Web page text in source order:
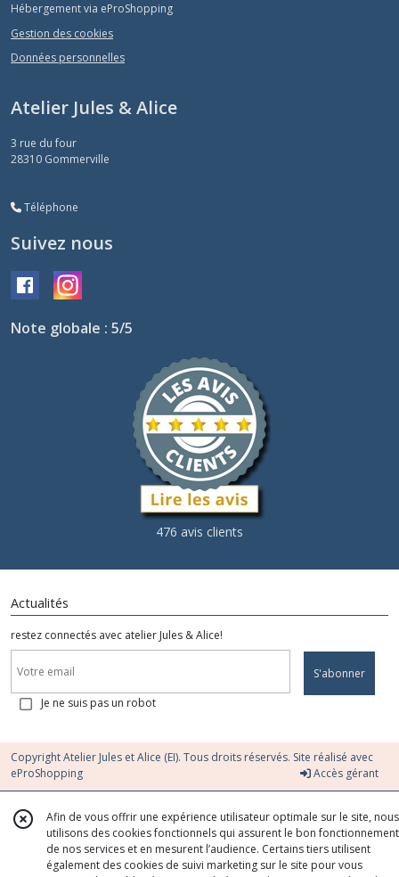
Hébergement via eProShopping
Gestion des cookies
Données personnelles
Atelier Jules & Alice
3 rue du four
28310 Gommerville
Téléphone
Suivez nous
Note globale : 5/5
476 avis clients
Actualités
restez connectés avec atelier Jules & Alice!
S'abonner
Je ne suis pas un robot
Copyright Atelier Jules et Alice (EI). Tous droits réservés. Site réalisé avec
eProShopping
Accès gérant
Afin de vous offrir une expérience utilisateur optimale sur le site, nous
utilisons des cookies fonctionnels qui assurent le bon fonctionnement
de nos services et en mesurent l’audience. Certains tiers utilisent
également des cookies de suivi marketing sur le site pour vous